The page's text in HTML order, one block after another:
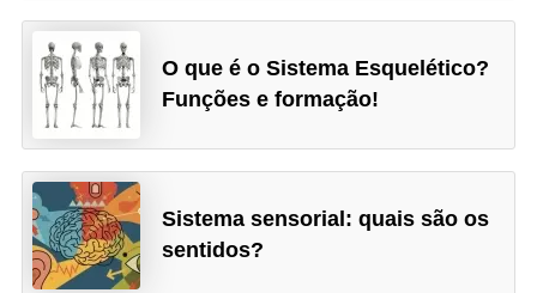
O que é o Sistema Esquelético?
Funções e formação!
Sistema sensorial: quais são os
sentidos?